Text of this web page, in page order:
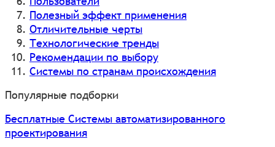
Полезный эффект применения
Отличительные черты
Технологические тренды
Рекомендации по выбору
Системы по странам происхождения
Популярные подборки
Бесплатные Системы автоматизированного
проектирования